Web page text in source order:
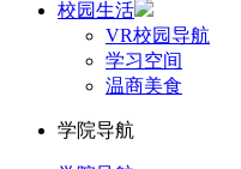
校园生活
VR校园导航
学习空间
温商美食
学院导航